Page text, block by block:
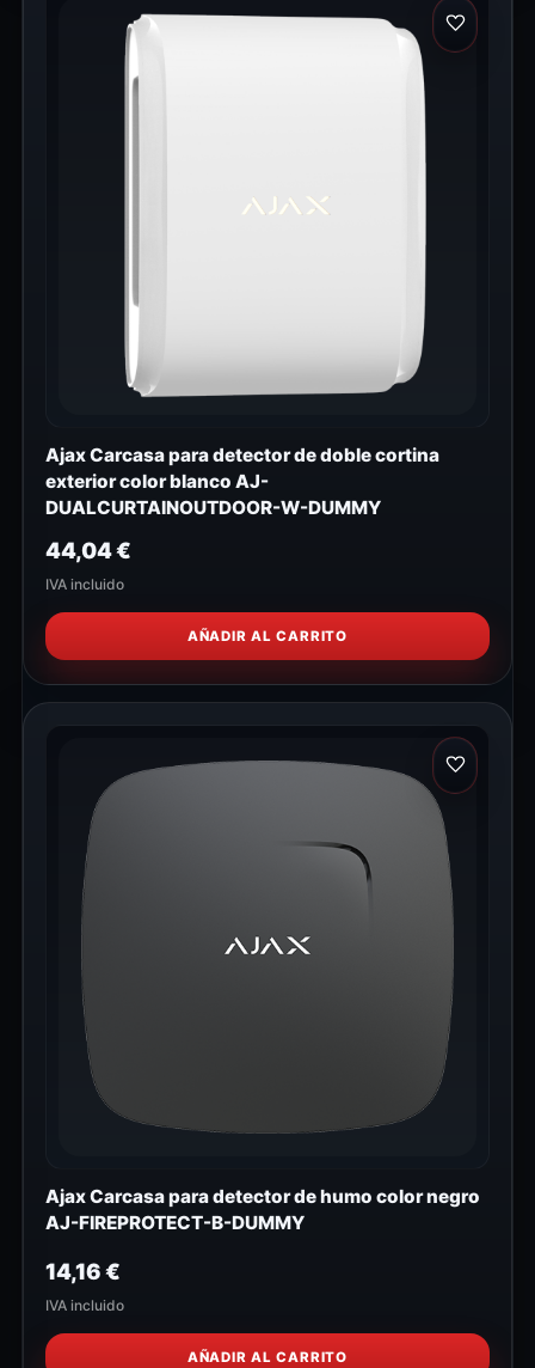
Ajax Carcasa para detector de doble cortina
exterior color blanco AJ-
DUALCURTAINOUTDOOR-W-DUMMY
44,04€
IVA incluido
AÑADIR AL CARRITO
Ajax Carcasa para detector de humo color negro
AJ-FIREPROTECT-B-DUMMY
14,16€
IVA incluido
AÑADIR AL CARRITO